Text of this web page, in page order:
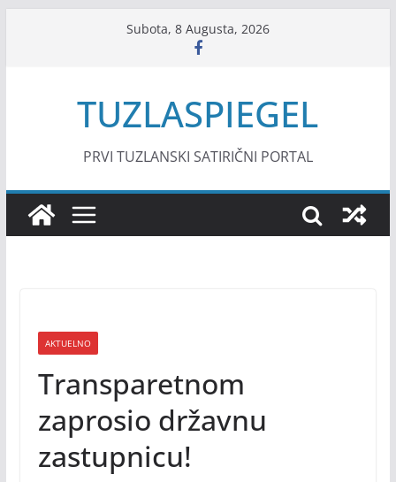
Subota, 8 Augusta, 2026
TUZLASPIEGEL
PRVI TUZLANSKI SATIRIČNI PORTAL
AKTUELNO
Transparetnom
zaprosio državnu
zastupnicu!